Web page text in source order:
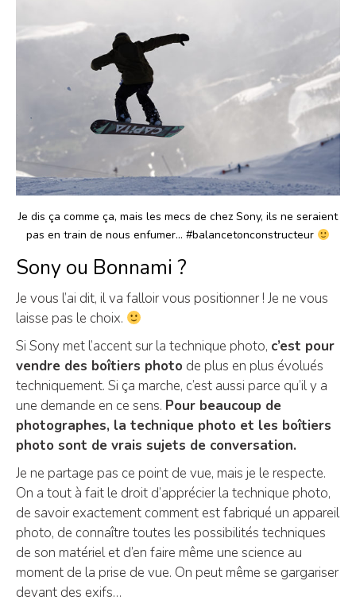
Je dis ça comme ça, mais les mecs de chez Sony, ils ne seraient
pas en train de nous enfumer… #balancetonconstructeur
Sony ou Bonnami ?
Je vous l’ai dit, il va falloir vous positionner ! Je ne vous
laisse pas le choix.
Si Sony met l’accent sur la technique photo, c’est pour
vendre des boîtiers photo de plus en plus évolués
techniquement. Si ça marche, c’est aussi parce qu’il y a
une demande en ce sens. Pour beaucoup de
photographes, la technique photo et les boîtiers
photo sont de vrais sujets de conversation.
Je ne partage pas ce point de vue, mais je le respecte.
On a tout à fait le droit d’apprécier la technique photo,
de savoir exactement comment est fabriqué un appareil
photo, de connaître toutes les possibilités techniques
de son matériel et d’en faire même une science au
moment de la prise de vue. On peut même se gargariser
devant des exifs…